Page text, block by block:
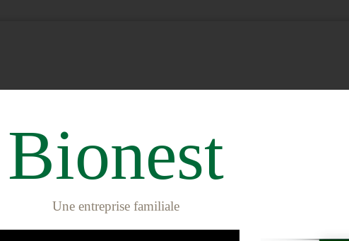
Bionest
Une entreprise familiale